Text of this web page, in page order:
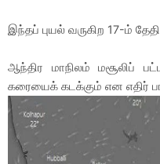
இந்தப் புயல் வருகிற 17-ம்
ஆந்திர மாநிலம் மசூலிப்
கரையைக் கடக்கும் என எதிர்